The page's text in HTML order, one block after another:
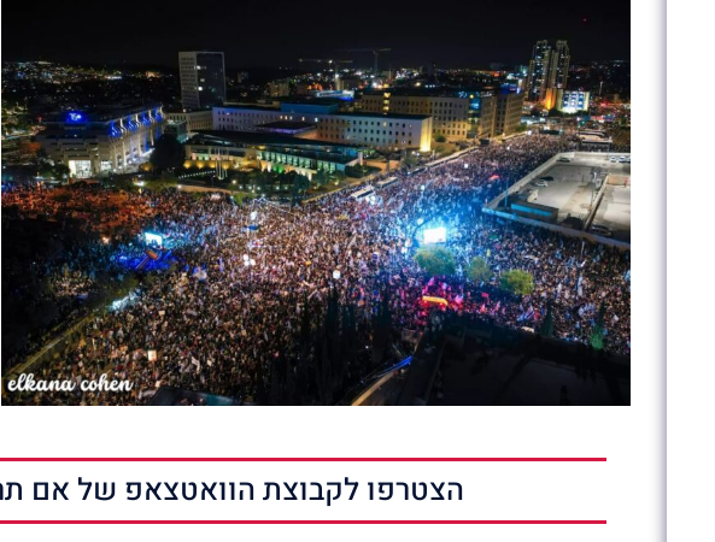
הצטרפו לקבוצת הוואטצאפ של אם